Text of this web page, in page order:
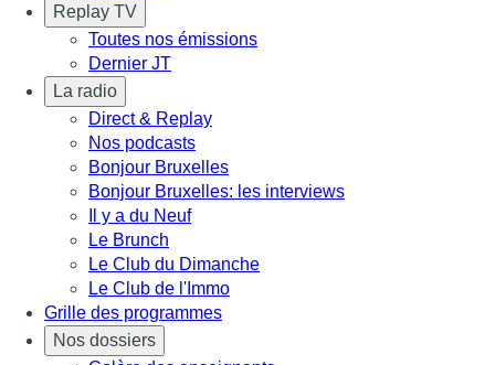
Replay TV
Toutes nos émissions
Dernier JT
La radio
Direct & Replay
Nos podcasts
Bonjour Bruxelles
Bonjour Bruxelles: les interviews
Il y a du Neuf
Le Brunch
Le Club du Dimanche
Le Club de l'Immo
Grille des programmes
Nos dossiers